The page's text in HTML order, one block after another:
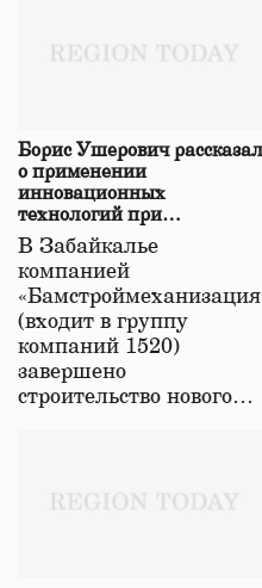
Борис Ушерович рассказал
о применении
инновационных
технологий при
строительстве нового моста
в Забайкалье
В Забайкалье
компанией
(входит в группу
компаний 1520)
завершено
строительство нового…